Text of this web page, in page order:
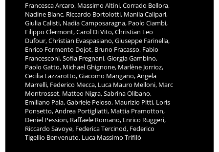
Francesca Arcaro, Massimo Altini, Corrado Bellora,
Nadine Blanc, Riccardo Bortolotti, Manila Calipari,
Giulia Calisti, Nadia Camposaragna, Paolo Ciambi,
Filippo Clermont, Carol Di Vito, Christian Leo
Dufour, Christian Evaspasiano, Giuseppe Farinella,
Enrico Formento Dojot, Bruno Fracasso, Fabio
Francesconi, Sofia Fregnani, Giorgia Gambino,
Paolo Gatto, Michael Ghignone, Marlène Jorrioz,
Cecilia Lazzarotto, Giacomo Mangano, Angela
Marrelli, Federico Mecca, Luca Mauro Melloni, Marc
Montrosset, Matteo Nigra, Sabrina Olibano,
Emiliano Pala, Gabriele Peloso, Maurizio Pitti, Loris
Ponsetto, Andrea Portigliatti, Mattia Pramotton,
Deniel Pession, Raffaele Romano, Enrico Ruggeri,
Riccardo Savoye, Federica Tercinod, Federico
Tigellio Benvenuto, Luca Massimo Trifilò